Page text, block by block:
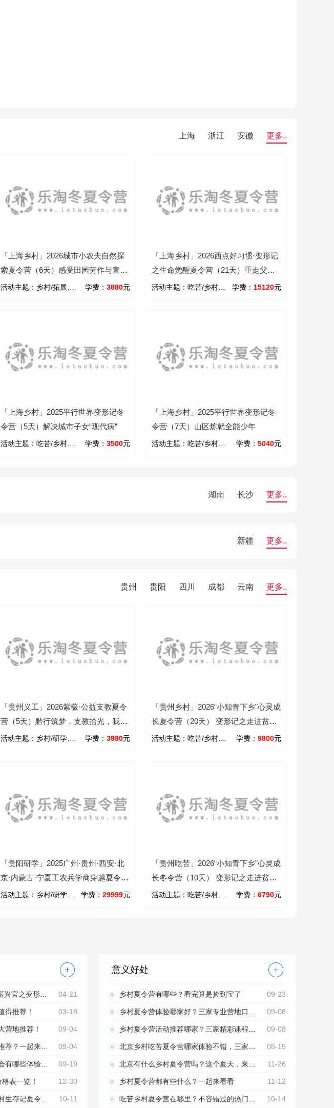
上海 浙江 安徽 更多..
「上海乡村」2026城市小农夫自然探
索夏令营（6天）感受田园劳作与童趣
时光
学费： 3880元
活动主题： 乡村/拓展/野外/自然
「上海乡村」2026西点好习惯·变形记
之生命觉醒夏令营（21天）重走父辈
上学路
学费： 15120元
活动主题： 吃苦/乡村/心智/领袖/励志
「上海乡村」2025平行世界变形记冬
令营（5天）解决城市子女“现代病”
学费： 3500元
活动主题： 吃苦/乡村/励志/义工
「上海乡村」2025平行世界变形记冬
令营（7天）山区炼就全能少年
学费： 5040元
活动主题： 吃苦/乡村/励志/义工
湖南 长沙 更多..
新疆 更多..
贵州 贵阳 四川 成都 云南 更多..
「贵州义工」2026紫薇·公益支教夏令
营（5天）黔行筑梦，支教拾光，我们
一起完成深度公益进阶之旅学费： 3980元
活动主题： 乡村/研学/旅行/励志/文化/义工
「贵州乡村」2026“小知青下乡”心灵成
长夏令营（20天） 变形记之走进贫困
山区
学费： 9800元
活动主题： 吃苦/乡村/心智/励志
「贵阳研学」2025广州·贵州·西安·北
京·内蒙古·宁夏工农兵学商穿越夏令营
（28天）读万卷书行万里路
学费： 29999元
活动主题： 乡村/研学/旅行/草原/沙漠/励志/文化/国学
「贵州吃苦」2026“小知青下乡”心灵成
长冬令营（10天） 变形记之走进贫困
山区
学费： 6790元
活动主题： 吃苦/乡村/心智/励志
04-21
得推荐！ 03-18
营地推荐！ 09-04
09-04
09-19
表一览！ 12-30
10-11
意义好处
乡村夏令营有哪些？看完算是捡到宝了 09-23
09-08
09-08
08-15
11-26
乡村夏令营都有些什么？一起来看看 11-12
10-14